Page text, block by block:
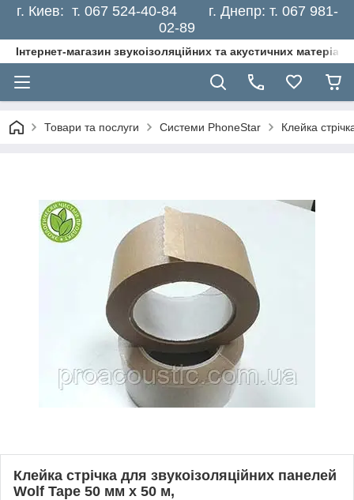
г. Киев: т. 067 524-40-84 г. Днепр: т. 067 981-
02-89
Інтернет-магазин звукоізоляційних та акустичних
Товари та послуги Системи PhoneStar Клейка
Клейка стрічка для звукоізоляційних панелей
Wolf Tape 50 мм х 50 м,